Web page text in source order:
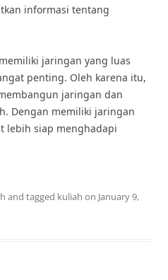
informasi tentang
jaringan yang luas
penting. Oleh karena itu,
jaringan dan
Dengan memiliki jaringan
lebih siap menghadapi
and tagged kuliah on January 9,